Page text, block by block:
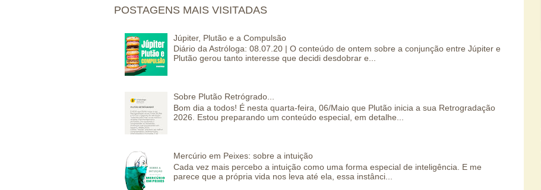
POSTAGENS MAIS VISITADAS
Júpiter, Plutão e a Compulsão
Diário da Astróloga: 08.07.20 | O conteúdo de ontem sobre a conjunção entre Júpiter e
Plutão gerou tanto interesse que decidi desdobrar e...
Sobre Plutão Retrógrado...
Bom dia a todos! É nesta quarta-feira, 06/Maio que Plutão inicia a sua Retrogradação
2026. Estou preparando um conteúdo especial, em detalhe...
Mercúrio em Peixes: sobre a intuição
Cada vez mais percebo a intuição como uma forma especial de inteligência. E me
parece que a própria vida nos leva até ela, essa instânci...